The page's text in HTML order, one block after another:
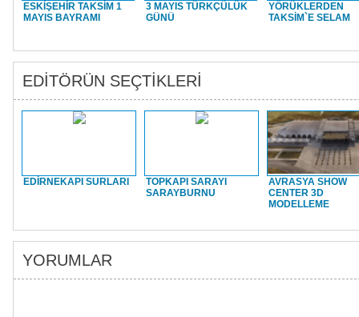
ESKİŞEHİR TAKSİM 1
MAYIS BAYRAMI
3 MAYIS TÜRKÇÜLÜK
GÜNÜ
YÖRÜKLERDEN
TAKSİM`E SELAM
EDİTÖRÜN SEÇTİKLERİ
EDİRNEKAPI SURLARI
TOPKAPI SARAYI
SARAYBURNU
AVRASYA SHOW
CENTER 3D
MODELLEME
YORUMLAR